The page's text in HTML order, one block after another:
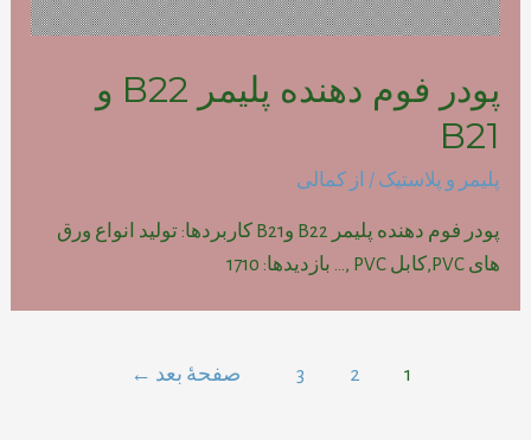
پودر فوم دهنده پلیمر B22 و
B21
پلیمر و پلاستیک / از کمالی
پودر فوم دهنده پلیمر B22 وB21 کاربردها: تولید انواع ورق
های PVC,کابل PVC ,… بازدیدها: 1710
1
2
3 صفحهٔ بعد ←